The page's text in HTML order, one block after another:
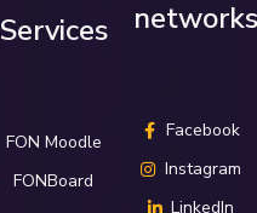
Services
FON Moodle
FONBoard
networks
Facebook
Instagram
LinkedIn